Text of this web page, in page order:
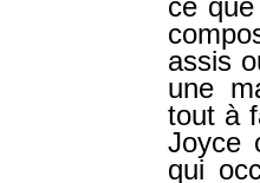
ce
assis
une
tout à
Joyce
qui